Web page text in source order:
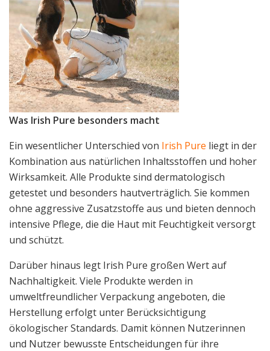
Was Irish Pure besonders macht
Ein wesentlicher Unterschied von Irish Pure liegt in der
Kombination aus natürlichen Inhaltsstoffen und hoher
Wirksamkeit. Alle Produkte sind dermatologisch
getestet und besonders hautverträglich. Sie kommen
ohne aggressive Zusatzstoffe aus und bieten dennoch
intensive Pflege, die die Haut mit Feuchtigkeit versorgt
und schützt.
Darüber hinaus legt Irish Pure großen Wert auf
Nachhaltigkeit. Viele Produkte werden in
umweltfreundlicher Verpackung angeboten, die
Herstellung erfolgt unter Berücksichtigung
ökologischer Standards. Damit können Nutzerinnen
und Nutzer bewusste Entscheidungen für ihre